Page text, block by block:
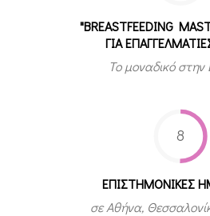
"BREASTFEEDING
ΓΙΑ
Το μοναδικό
8
ΕΠΙΣΤΗΜΟΝΙΚΕΣ
σε Αθήνα,